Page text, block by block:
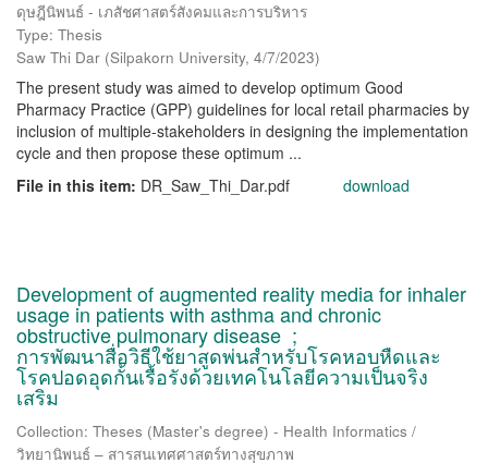
ดุษฎีนิพนธ์ - เภสัชศาสตร์สังคมและการบริหาร
Type: Thesis
Saw Thi Dar (Silpakorn University, 4/7/2023)
The present study was aimed to develop optimum Good
Pharmacy Practice (GPP) guidelines for local retail pharmacies by
inclusion of multiple-stakeholders in designing the implementation
cycle and then propose these optimum ...
File in this item: DR_Saw_Thi_Dar.pdf download
Development of augmented reality media for inhaler
usage in patients with asthma and chronic
obstructive pulmonary disease ;
การพัฒนาสื่อวิธีใช้ยาสูดพ่นสำหรับโรคหอบหืดและ
โรคปอดอุดกั้นเรื้อรังด้วยเทคโนโลยีความเป็นจริง
เสริม
Collection: Theses (Master's degree) - Health Informatics /
วิทยานิพนธ์ – สารสนเทศศาสตร์ทางสุขภาพ